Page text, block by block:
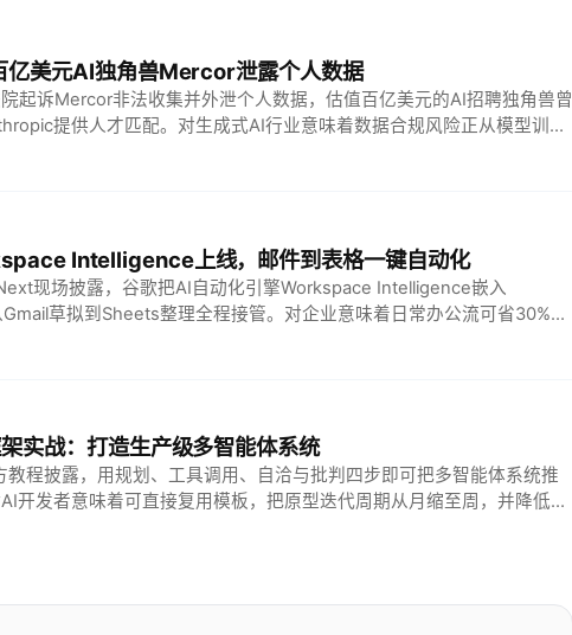
亿美元AI独角兽Mercor泄露个人数据
起诉Mercor非法收集并外泄个人数据，估值百亿美元的AI招聘独角兽曾
提供人才匹配。对生成式AI行业意味着数据合规风险正从模型训练
，高估值初创必须同步升级隐私防火墙。
Intelligence上线，邮件到表格一键自动化
现场披露，谷歌把AI自动化引擎Workspace Intelligence嵌入
草拟到Sheets整理全程接管。对企业意味着日常办公流可省30%人
调用同一AP…
实战：打造生产级多智能体系统
教程披露，用规划、工具调用、自洽与批判四步即可把多智能体系统推
开发者意味着可直接复用模板，把原型迭代周期从月缩至周，并降低